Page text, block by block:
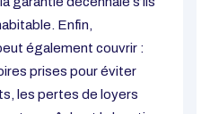
Enfin,
également couvrir :
prises pour éviter
les pertes de loyers